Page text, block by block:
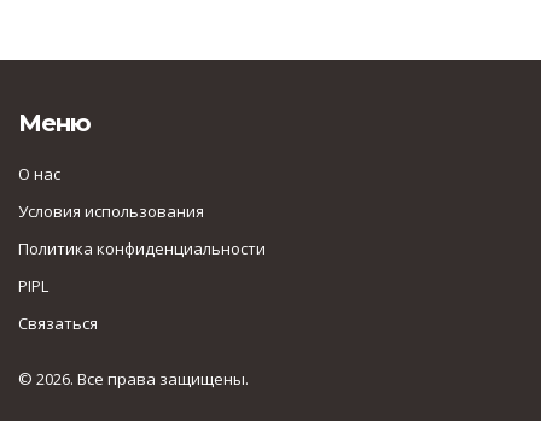
Меню
О нас
Условия использования
Политика конфиденциальности
PIPL
Связаться
© 2026. Все права защищены.